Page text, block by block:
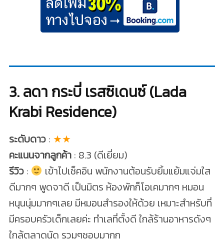
3. ลดา กระบี่ เรสซิเดนซ์ (Lada
Krabi Residence)
ระดับดาว: ★★
คะแนนจากลูกค้า: 8.3 (ดีเยี่ยม)
รีวิว:
เข้าไปเช็คอิน พนักงานต้อนรับยิ้มแย้มแจ่มใส
ดีมากๆ พูดจาดี เป็นมิตร ห้องพักก็โอเคมากๆ หมอน
หนุนนุ่มมากๆเลย มีหมอนสำรองให้ด้วย เหมาะสำหรับที่
มีครอบครัวเด็กเลยค่ะ ทำเลที่ตั้งดี ใกล้ร้านอาหารดังๆ
ใกล้ตลาดนัด รวมๆชอบมากก